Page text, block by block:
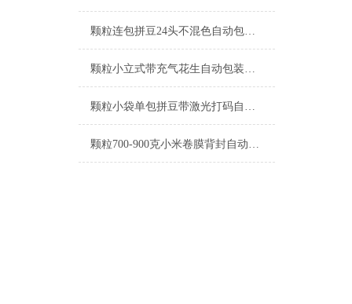
颗粒连包拼豆24头不混色自动包装机定制
颗粒小立式带充气花生自动包装机支持定制
颗粒小袋单包拼豆带激光打码自动包装机工厂生产
颗粒700-900克小米卷膜背封自动包装机厂家